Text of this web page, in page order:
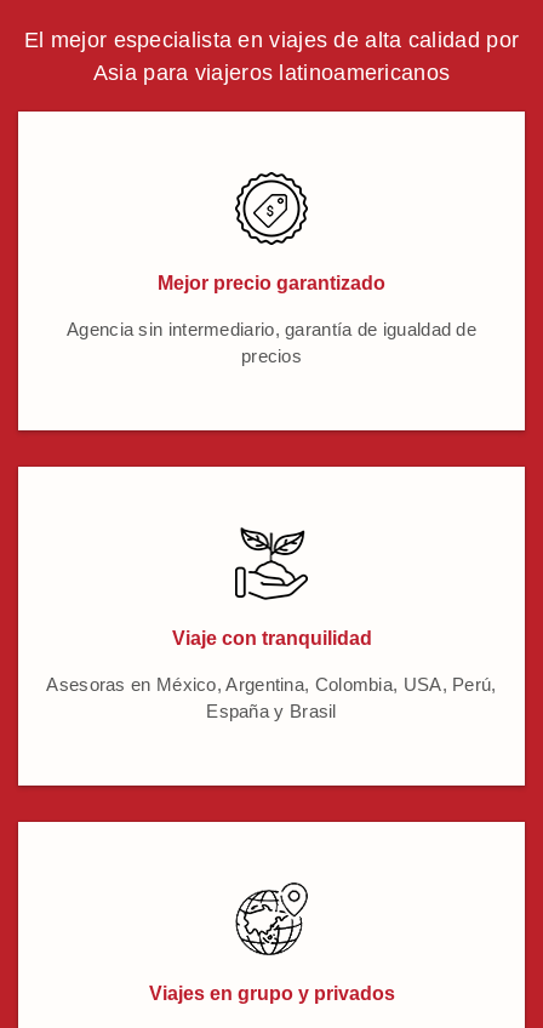
El mejor especialista en viajes de alta calidad por
Asia para viajeros latinoamericanos
Mejor precio garantizado
Agencia sin intermediario, garantía de igualdad de
precios
Viaje con tranquilidad
Asesoras en México, Argentina, Colombia, USA, Perú,
España y Brasil
Viajes en grupo y privados